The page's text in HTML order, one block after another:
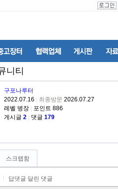
니티
구포나루터
2022.07.16 최종방문 2026.07.27
레벨 병장
포인트 886
게시글 2 댓글 179
스크랩함
답댓글 달린 댓글